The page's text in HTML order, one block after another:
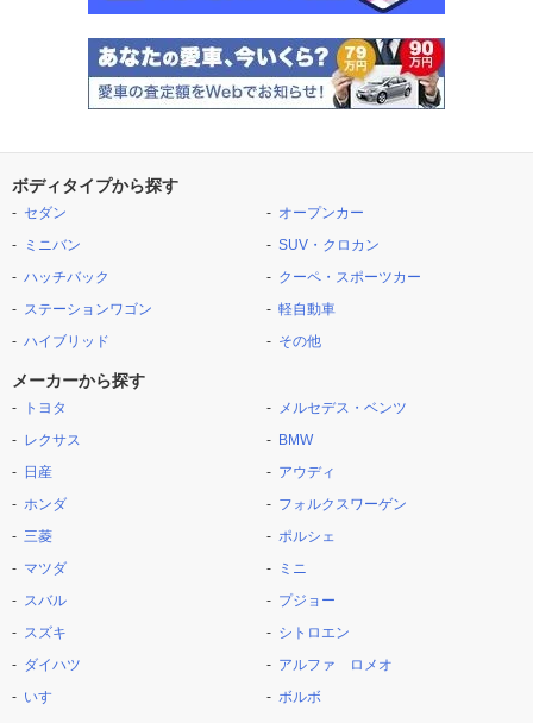
ボディタイプから探す
セダン
ミニバン
ハッチバック
ステーションワゴン
ハイブリッド
オープンカー
SUV・クロカン
クーペ・スポーツカー
軽自動車
その他
メーカーから探す
トヨタ
レクサス
日産
ホンダ
三菱
マツダ
スバル
スズキ
ダイハツ
いすゞ
メルセデス・ベンツ
BMW
アウディ
フォルクスワーゲン
ポルシェ
ミニ
プジョー
シトロエン
アルファ ロメオ
ボルボ